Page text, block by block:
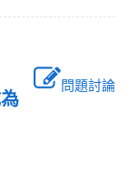
問題討論